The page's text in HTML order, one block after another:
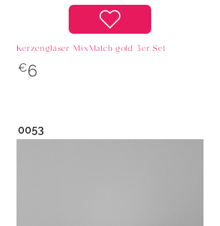
Kerzengläser MixMatch gold 3er Set
6
€
0053